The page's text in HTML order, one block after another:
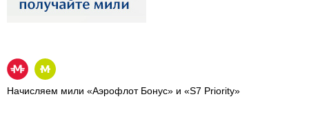
Начисляем мили «Аэрофлот Бонус» и «S7 Priority»